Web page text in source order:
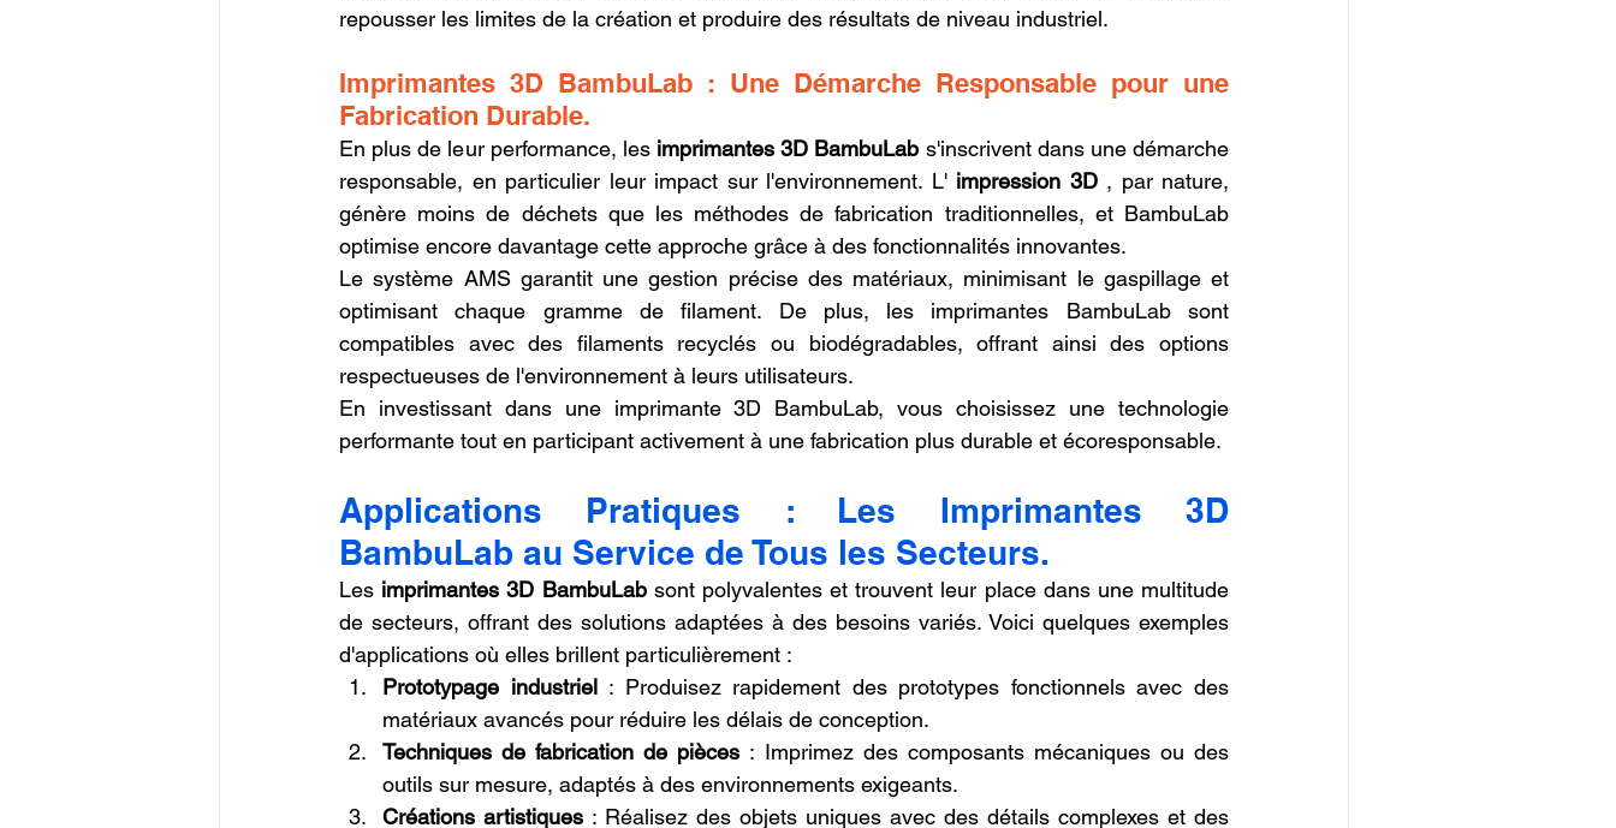
repousser les limites de la création et produire des résultats de niveau industriel.
Imprimantes 3D BambuLab : Une Démarche Responsable pour une
Fabrication Durable.
En plus de leur performance, les imprimantes 3D BambuLab s'inscrivent dans une démarche
responsable, en particulier leur impact sur l'environnement. L' impression 3D , par nature,
génère moins de déchets que les méthodes de fabrication traditionnelles, et BambuLab
optimise encore davantage cette approche grâce à des fonctionnalités innovantes.
Le système AMS garantit une gestion précise des matériaux, minimisant le gaspillage et
optimisant chaque gramme de filament. De plus, les imprimantes BambuLab sont
compatibles avec des filaments recyclés ou biodégradables, offrant ainsi des options
respectueuses de l'environnement à leurs utilisateurs.
En investissant dans une imprimante 3D BambuLab, vous choisissez une technologie
performante tout en participant activement à une fabrication plus durable et écoresponsable.
Applications Pratiques : Les Imprimantes 3D
BambuLab au Service de Tous les Secteurs.
Les imprimantes 3D BambuLab sont polyvalentes et trouvent leur place dans une multitude
de secteurs, offrant des solutions adaptées à des besoins variés. Voici quelques exemples
d'applications où elles brillent particulièrement :
Prototypage industriel : Produisez rapidement des prototypes fonctionnels avec des
matériaux avancés pour réduire les délais de conception.
Techniques de fabrication de pièces : Imprimez des composants mécaniques ou des
outils sur mesure, adaptés à des environnements exigeants.
Créations artistiques : Réalisez des objets uniques avec des détails complexes et des